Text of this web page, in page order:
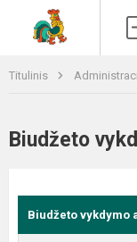
Titulinis
Biudžeto
Biudžeto vykdymo